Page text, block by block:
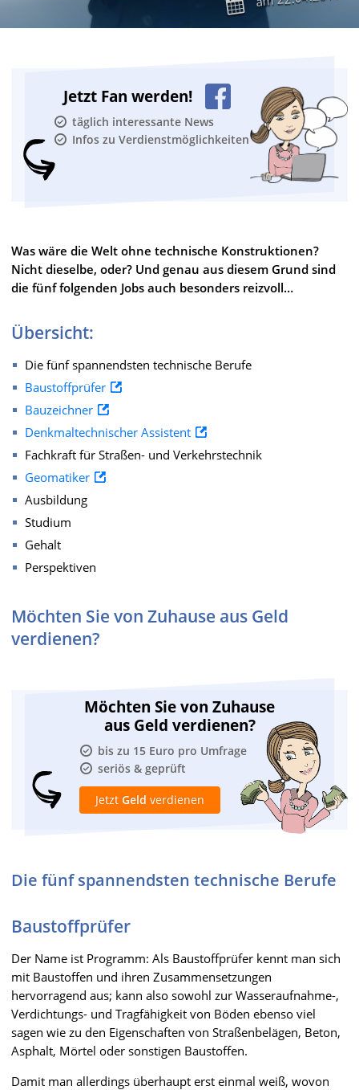
Jetzt Fan werden!
täglich interessante News
Infos zu Verdienstmöglichkeiten
Was wäre die Welt ohne technische Konstruktionen?
Nicht dieselbe, oder? Und genau aus diesem Grund sind
die fünf folgenden Jobs auch besonders reizvoll…
Übersicht:
Die fünf spannendsten technische Berufe
Baustoffprüfer
Bauzeichner
Denkmaltechnischer Assistent
Fachkraft für Straßen- und Verkehrstechnik
Geomatiker
Ausbildung
Studium
Gehalt
Perspektiven
Möchten Sie von Zuhause aus Geld
verdienen?
Möchten Sie von Zuhause
aus Geld verdienen?
bis zu 15 Euro pro Umfrage
seriös & geprüft
Jetzt Geld verdienen
Die fünf spannendsten technische Berufe
Baustoffprüfer
Der Name ist Programm: Als Baustoffprüfer kennt man sich
mit Baustoffen und ihren Zusammensetzungen
hervorragend aus; kann also sowohl zur Wasseraufnahme-,
Verdichtungs- und Tragfähigkeit von Böden ebenso viel
sagen wie zu den Eigenschaften von Straßenbelägen, Beton,
Asphalt, Mörtel oder sonstigen Baustoffen.
Damit man allerdings überhaupt erst einmal weiß, wovon